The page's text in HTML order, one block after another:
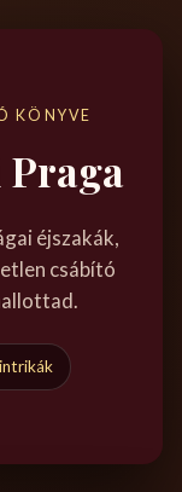
KÖNYVE
éjszakák,
csábító